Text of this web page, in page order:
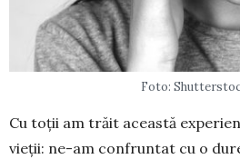
Foto:
Cu toții am trăit această
vieții: ne-am con­fruntat cu o